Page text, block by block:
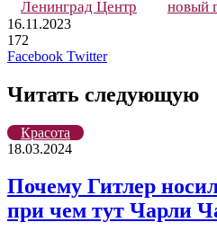
Ленинград Центр
новый
16.11.2023
172
Facebook TwitterLinkedIn
Pinterest
Вконтакте
Одноклассники
Skype
WhatsApp
Telegram
Viber
Читать следующую
Красота
18.03.2024
Почему Гитлер
при чем тут Чарли